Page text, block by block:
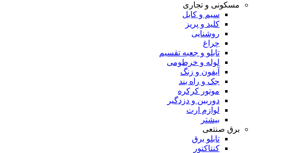
مسکونی و تجاری
سیم و کابل
کلید و پریز
روشنایی
چراغ
تابلو و جعبه تقسیم
لوله و خرطومی
آیفون و زنگ
جک و راه بند
موتور کرکره
دوربین و دزدگیر
لوازم ارت
بیشتر
برق صنتعی
تابلو برق
کنتاکتور